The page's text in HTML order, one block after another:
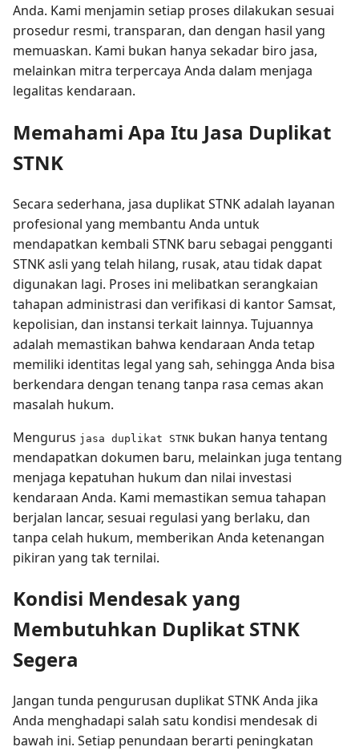
Anda. Kami menjamin setiap proses dilakukan sesuai
prosedur resmi, transparan, dan dengan hasil yang
memuaskan. Kami bukan hanya sekadar biro jasa,
melainkan mitra terpercaya Anda dalam menjaga
legalitas kendaraan.
Memahami Apa Itu Jasa Duplikat
STNK
Secara sederhana, jasa duplikat STNK adalah layanan
profesional yang membantu Anda untuk
mendapatkan kembali STNK baru sebagai pengganti
STNK asli yang telah hilang, rusak, atau tidak dapat
digunakan lagi. Proses ini melibatkan serangkaian
tahapan administrasi dan verifikasi di kantor Samsat,
kepolisian, dan instansi terkait lainnya. Tujuannya
adalah memastikan bahwa kendaraan Anda tetap
memiliki identitas legal yang sah, sehingga Anda bisa
berkendara dengan tenang tanpa rasa cemas akan
masalah hukum.
Mengurus jasa duplikat STNK bukan hanya tentang
mendapatkan dokumen baru, melainkan juga tentang
menjaga kepatuhan hukum dan nilai investasi
kendaraan Anda. Kami memastikan semua tahapan
berjalan lancar, sesuai regulasi yang berlaku, dan
tanpa celah hukum, memberikan Anda ketenangan
pikiran yang tak ternilai.
Kondisi Mendesak yang
Membutuhkan Duplikat STNK
Segera
Jangan tunda pengurusan duplikat STNK Anda jika
Anda menghadapi salah satu kondisi mendesak di
bawah ini. Setiap penundaan berarti peningkatan